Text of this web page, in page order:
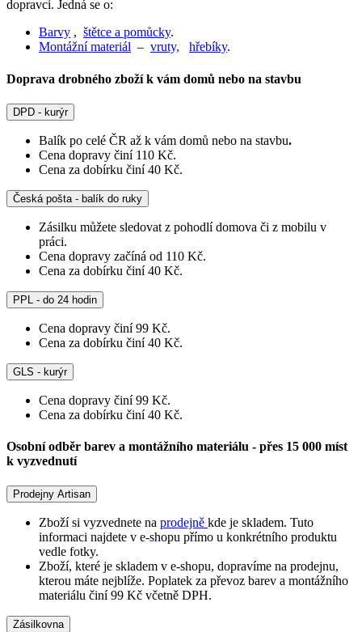
dopravci. Jedná se o:
Barvy , štětce a pomůcky.
Montážní materiál – vruty, hřebíky.
Doprava drobného zboží k vám domů nebo na stavbu
DPD - kurýr
Balík po celé ČR až k vám domů nebo na stavbu.
Cena dopravy činí 110 Kč.
Cena za dobírku činí 40 Kč.
Česká pošta - balík do ruky
Zásilku můžete sledovat z pohodlí domova či z mobilu v
práci.
Cena dopravy začíná od 110 Kč.
Cena za dobírku činí 40 Kč.
PPL - do 24 hodin
Cena dopravy činí 99 Kč.
Cena za dobírku činí 40 Kč.
GLS - kurýr
Cena dopravy činí 99 Kč.
Cena za dobírku činí 40 Kč.
Osobní odběr barev a montážního materiálu - přes 15 000 míst
k vyzvednutí
Prodejny Artisan
Zboží si vyzvednete na prodejně kde je skladem. Tuto
informaci najdete v e-shopu přímo u konkrétního produktu
vedle fotky.
Zboží, které je skladem v e-shopu, dopravíme na prodejnu,
kterou máte nejblíže. Poplatek za převoz barev a montážního
materiálu činí 99 Kč včetně DPH.
Zásilkovna